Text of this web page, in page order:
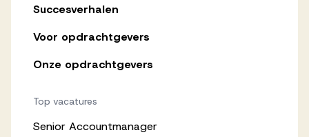
Succesverhalen
Voor opdrachtgevers
Onze opdrachtgevers
Top vacatures
Senior Accountmanager